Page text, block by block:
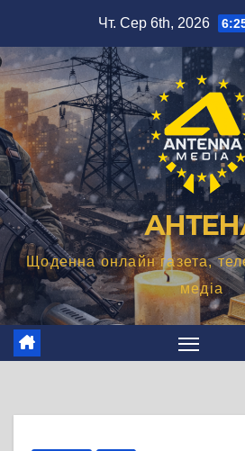
вмісту
Чт. Сер 6th, 2026
Щоденна онлайн газета,
медіа